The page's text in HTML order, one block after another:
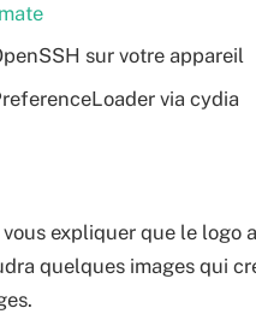
sur votre appareil
via cydia
expliquer que le logo
quelques images qui